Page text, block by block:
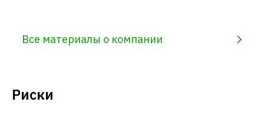
Все материалы о компании
Риски